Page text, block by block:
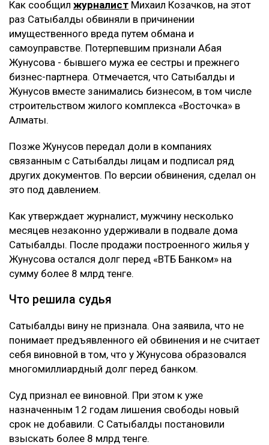
Как сообщил журналист Михаил Козачков, на этот
раз Сатыбалды обвиняли в причинении
имущественного вреда путем обмана и
самоуправстве. Потерпевшим признали Абая
Жунусова - бывшего мужа ее сестры и прежнего
бизнес-партнера. Отмечается, что Сатыбалды и
Жунусов вместе занимались бизнесом, в том числе
строительством жилого комплекса «Восточка» в
Алматы.
Позже Жунусов передал доли в компаниях
связанным с Сатыбалды лицам и подписал ряд
других документов. По версии обвинения, сделал он
это под давлением.
Как утверждает журналист, мужчину несколько
месяцев незаконно удерживали в подвале дома
Сатыбалды. После продажи построенного жилья у
Жунусова остался долг перед «ВТБ Банком» на
сумму более 8 млрд тенге.
Что решила судья
Сатыбалды вину не признала. Она заявила, что не
понимает предъявленного ей обвинения и не считает
себя виновной в том, что у Жунусова образовался
многомиллиардный долг перед банком.
Суд признал ее виновной. При этом к уже
назначенным 12 годам лишения свободы новый
срок не добавили. С Сатыбалды постановили
взыскать более 8 млрд тенге.